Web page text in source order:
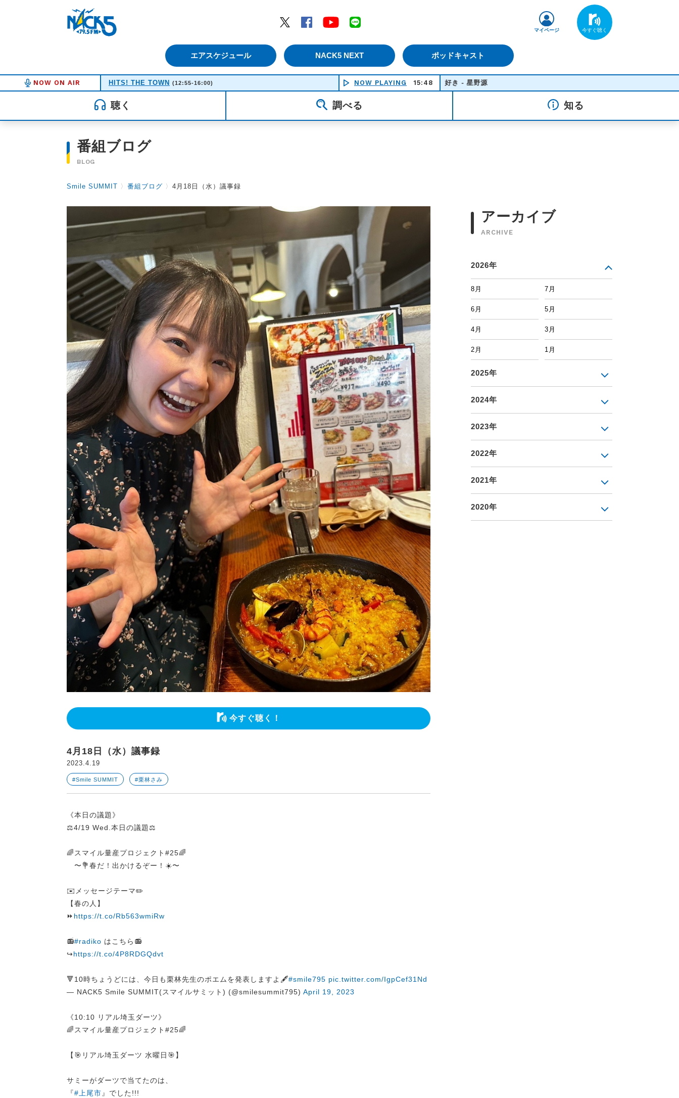
Twitter
Facebook YouTube
エアスケジュール NACK5 NEXT ポッドキャスト
マイページ
NOW ON AIR HITS! THE TOWN (12:55-16:00) NOW PLAYING 15:48
好き - 星野源
聴く 調べる 知る
番組ブログ
BLOG
Smile SUMMIT 〉 番組ブログ 〉 4月18日（水）議事録
今すぐ聴く！
4月18日（水）議事録
2023.4.19
#Smile SUMMIT #栗林さみ
《本日の議題》
⚖️4/19 Wed.本日の議題⚖️
🌈スマイル量産プロジェクト#25🌈
〜💐春だ！出かけるぞー！☀️〜
✉️メッセージテーマ✏️
【春の人】
⏩ https://t.co/Rb563wmiRw
📻#radiko はこちら📻
↪︎https://t.co/4P8RDGQdvt
🔻10時ちょうどには、今日も栗林先生のポエムを発表しますよ🖋️#smile795 pic.twitter.com/IgpCef31Nd
— NACK5 Smile SUMMIT(スマイルサミット) (@smilesummit795) April 19, 2023
《10:10 リアル埼玉ダーツ》
🌈スマイル量産プロジェクト#25🌈
【🎯リアル埼玉ダーツ 水曜日🎯】
サミーがダーツで当てたのは、
『#上尾市 』でした!!!
アーカイブ
ARCHIVE
2026年
8月 7月
6月 5月
4月 3月
2月 1月
2025年
2024年
2023年
2022年
2021年
2020年